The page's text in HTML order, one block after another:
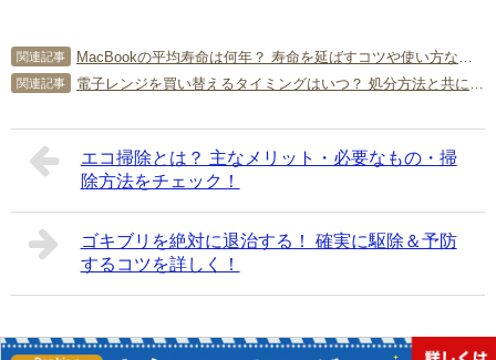
1．新婚に必要な家具とは？
と便利な家具も覚えておきましょう。
家具の種類リスト
新婚の場合、一人暮らしをしていた家具をそれぞれが持ち
寄って生活を始める場合もある一方、新たな生活への期待
などの収納・食器棚・ダイニングセット・ソファー・テー
3．新婚の家具をお得に購入する方法
きるので、上手に活用してみてください。
セット販売
家具のセット販売は、1つずつそろえるよりリーズナブルで
す。家具の色合いや材質などが統一されているものが多
ます。たとえば、ダイニングセットと食器棚は、キッチン
関連記事 MacBookの平均寿命は何年？ 寿命を延ばすコツや使い方などを徹底解説
関連記事 電子レンジを買い替えるタイミングはいつ？ 処分方法と共に解説！
エコ掃除とは？ 主なメリット・必要なもの・掃
除方法をチェック！
ゴキブリを絶対に退治する！ 確実に駆除＆予防
するコツを詳しく！